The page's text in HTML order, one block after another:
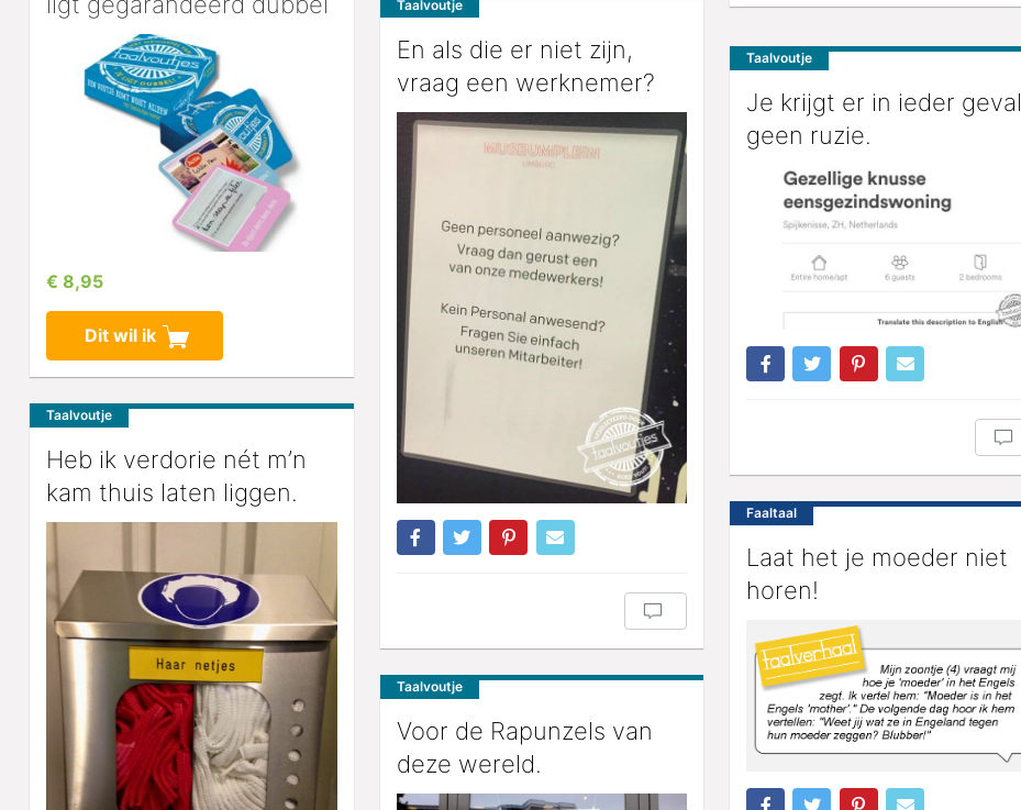
€ 8,95
Dit wil ik
Taalvoutje
En als die er niet zijn,
vraag een werknemer?
Taalvoutje
Je krijgt er in ieder geval
geen ruzie.
Taalvoutje
Heb ik verdorie nét m’n
kam thuis laten liggen.
Faaltaal
Laat het je moeder niet
horen!
Taalvoutje
Voor de Rapunzels van
deze wereld.